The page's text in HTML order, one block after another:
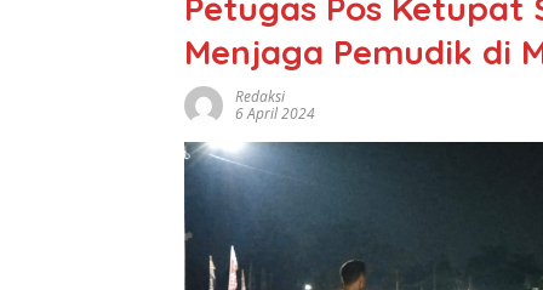
Menjaga Pemudik di
Redaksi
6 April 2024